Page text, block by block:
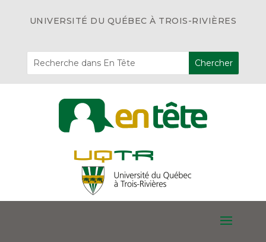
UNIVERSITÉ DU QUÉBEC À TROIS-RIVIÈRES